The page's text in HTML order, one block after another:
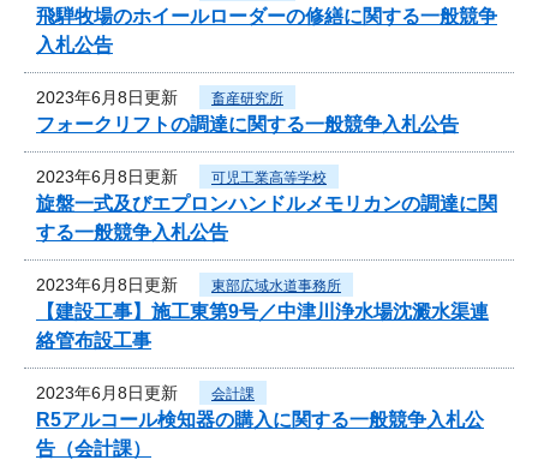
飛騨牧場のホイールローダーの修繕に関する一般競争
入札公告
2023年6月8日更新 畜産研究所
フォークリフトの調達に関する一般競争入札公告
2023年6月8日更新 可児工業高等学校
旋盤一式及びエプロンハンドルメモリカンの調達に関
する一般競争入札公告
2023年6月8日更新 東部広域水道事務所
【建設工事】施工東第9号／中津川浄水場沈澱水渠連
絡管布設工事
2023年6月8日更新 会計課
R5アルコール検知器の購入に関する一般競争入札公
告（会計課）